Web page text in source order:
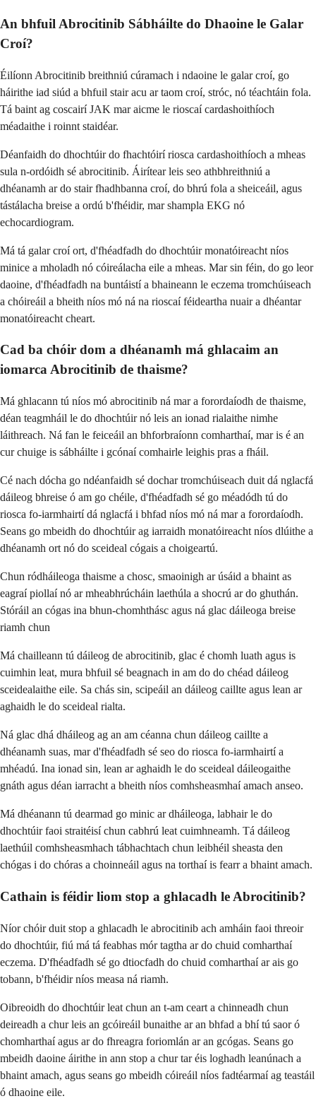
An bhfuil Abrocitinib Sábháilte do Dhaoine le Galar
Croí?
Éilíonn Abrocitinib breithniú cúramach i ndaoine le galar croí, go
háirithe iad siúd a bhfuil stair acu ar taom croí, stróc, nó téachtáin fola.
Tá baint ag coscairí JAK mar aicme le rioscaí cardashoithíoch
méadaithe i roinnt staidéar.
Déanfaidh do dhochtúir do fhachtóirí riosca cardashoithíoch a mheas
sula n-ordóidh sé abrocitinib. Áirítear leis seo athbhreithniú a
dhéanamh ar do stair fhadhbanna croí, do bhrú fola a sheiceáil, agus
tástálacha breise a ordú b'fhéidir, mar shampla EKG nó
echocardiogram.
Má tá galar croí ort, d'fhéadfadh do dhochtúir monatóireacht níos
minice a mholadh nó cóireálacha eile a mheas. Mar sin féin, do go leor
daoine, d'fhéadfadh na buntáistí a bhaineann le eczema tromchúiseach
a chóireáil a bheith níos mó ná na rioscaí féideartha nuair a dhéantar
monatóireacht cheart.
Cad ba chóir dom a dhéanamh má ghlacaim an
iomarca Abrocitinib de thaisme?
Má ghlacann tú níos mó abrocitinib ná mar a forordaíodh de thaisme,
déan teagmháil le do dhochtúir nó leis an ionad rialaithe nimhe
láithreach. Ná fan le feiceáil an bhforbraíonn comharthaí, mar is é an
cur chuige is sábháilte i gcónaí comhairle leighis pras a fháil.
Cé nach dócha go ndéanfaidh sé dochar tromchúiseach duit dá nglacfá
dáileog bhreise ó am go chéile, d'fhéadfadh sé go méadódh tú do
riosca fo-iarmhairtí dá nglacfá i bhfad níos mó ná mar a forordaíodh.
Seans go mbeidh do dhochtúir ag iarraidh monatóireacht níos dlúithe a
dhéanamh ort nó do sceideal cógais a choigeartú.
Chun ródháileoga thaisme a chosc, smaoinigh ar úsáid a bhaint as
eagraí piollaí nó ar mheabhrúcháin laethúla a shocrú ar do ghuthán.
Stóráil an cógas ina bhun-chomhthásc agus ná glac dáileoga breise
riamh chun
Má chailleann tú dáileog de abrocitinib, glac é chomh luath agus is
cuimhin leat, mura bhfuil sé beagnach in am do do chéad dáileog
sceidealaithe eile. Sa chás sin, scipeáil an dáileog caillte agus lean ar
aghaidh le do sceideal rialta.
Ná glac dhá dháileog ag an am céanna chun dáileog caillte a
dhéanamh suas, mar d'fhéadfadh sé seo do riosca fo-iarmhairtí a
mhéadú. Ina ionad sin, lean ar aghaidh le do sceideal dáileogaithe
gnáth agus déan iarracht a bheith níos comhsheasmhaí amach anseo.
Má dhéanann tú dearmad go minic ar dháileoga, labhair le do
dhochtúir faoi straitéisí chun cabhrú leat cuimhneamh. Tá dáileog
laethúil comhsheasmhach tábhachtach chun leibhéil sheasta den
chógas i do chóras a choinneáil agus na torthaí is fearr a bhaint amach.
Cathain is féidir liom stop a ghlacadh le Abrocitinib?
Níor chóir duit stop a ghlacadh le abrocitinib ach amháin faoi threoir
do dhochtúir, fiú má tá feabhas mór tagtha ar do chuid comharthaí
eczema. D'fhéadfadh sé go dtiocfadh do chuid comharthaí ar ais go
tobann, b'fhéidir níos measa ná riamh.
Oibreoidh do dhochtúir leat chun an t-am ceart a chinneadh chun
deireadh a chur leis an gcóireáil bunaithe ar an bhfad a bhí tú saor ó
chomharthaí agus ar do fhreagra foriomlán ar an gcógas. Seans go
mbeidh daoine áirithe in ann stop a chur tar éis loghadh leanúnach a
bhaint amach, agus seans go mbeidh cóireáil níos fadtéarmaí ag teastáil
ó dhaoine eile.